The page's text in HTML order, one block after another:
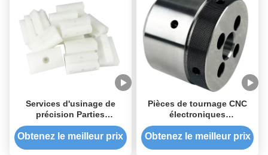
Services d'usinage de
précision Parties
personnalisées de
machines alimentaires et
Obtenez le meilleur prix
Pièces de tournage CNC
électroniques
automatiques | Fabricant
et fournisseur de pièces de
tournage CNC de précision
Obtenez le meilleur prix